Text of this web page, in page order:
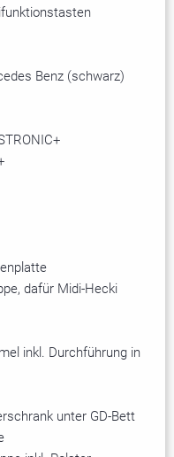
Benz (schwarz)
dafür Midi-Hecki
inkl. Durchführung in
unter GD-Bett